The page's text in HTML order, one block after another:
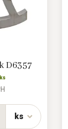
D6357
ks